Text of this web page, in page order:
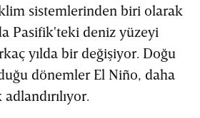
sistemlerinden biri olarak
Pasifik'teki deniz yüzeyi
yılda bir değişiyor. Doğu
dönemler El Niño, daha